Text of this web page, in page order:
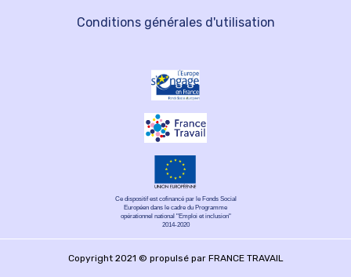
Conditions générales d'utilisation
Ce dispositif est cofinancé par le Fonds Social
Européen dans le cadre du Programme
opérationnel national "Emploi et inclusion"
2014-2020
Copyright 2021 © propulsé par FRANCE TRAVAIL